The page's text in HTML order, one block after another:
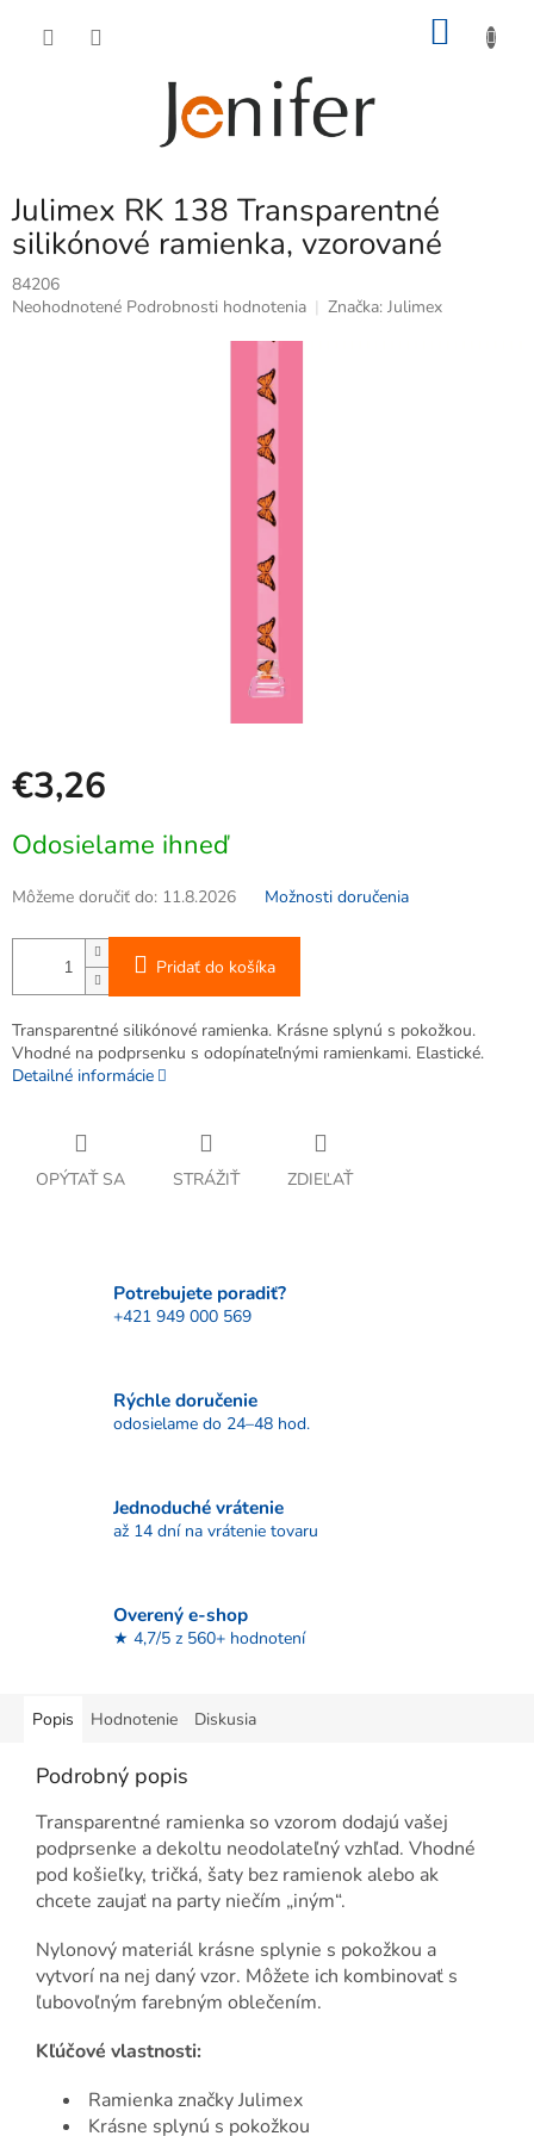
Julimex RK 138 Transparentné
silikónové ramienka, vzorované
84206
Priemerné
Neohodnotené Podrobnosti hodnotenia Značka: Julimex
€3,26
cena:
Odosielame ihneď
Môžeme doručiť do: 11.8.2026 Možnosti doručenia
Pridať do košíka
Transparentné silikónové ramienka. Krásne splynú s pokožkou.
Vhodné na podprsenku s odopínateľnými ramienkami. Elastické.
Detailné informácie
OPÝTAŤ SA STRÁŽIŤ ZDIEĽAŤ
Potrebujete poradiť?
+421 949 000 569
Rýchle doručenie
odosielame do 24–48 hod.
Jednoduché vrátenie
až 14 dní na vrátenie tovaru
Overený e-shop
★ 4,7/5 z 560+ hodnotení
Popis Hodnotenie Diskusia
Podrobný popis
Transparentné ramienka so vzorom dodajú vašej
podprsenke a dekoltu neodolateľný vzhľad. Vhodné
pod košieľky, tričká, šaty bez ramienok alebo ak
chcete zaujať na party niečím „iným“.
Nylonový materiál krásne splynie s pokožkou a
vytvorí na nej daný vzor. Môžete ich kombinovať s
ľubovoľným farebným oblečením.
Kľúčové vlastnosti:
Ramienka značky Julimex
Krásne splynú s pokožkou